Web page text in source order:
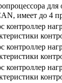
имеет до 4